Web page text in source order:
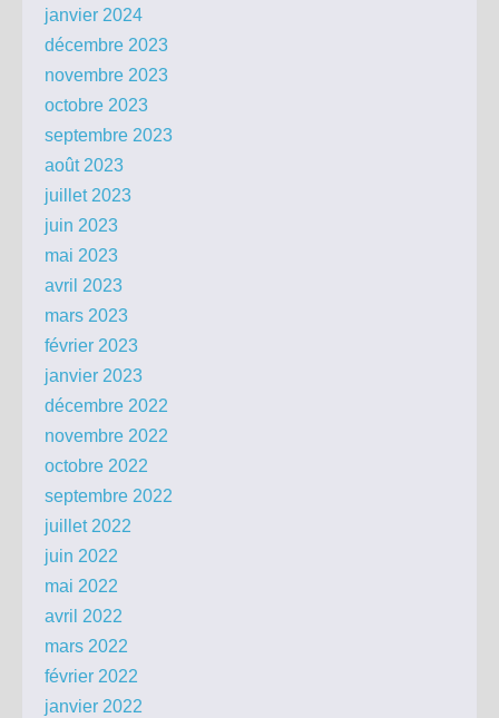
janvier 2024
décembre 2023
novembre 2023
octobre 2023
septembre 2023
août 2023
juillet 2023
juin 2023
mai 2023
avril 2023
mars 2023
février 2023
janvier 2023
décembre 2022
novembre 2022
octobre 2022
septembre 2022
juillet 2022
juin 2022
mai 2022
avril 2022
mars 2022
février 2022
janvier 2022